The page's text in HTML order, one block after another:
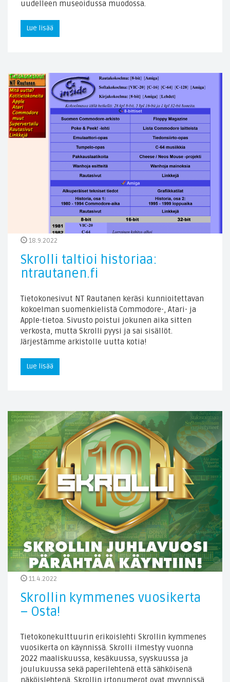
uudelleen museoidussa muodossa.
Lue lisää
18.9.2022
Skrolli taltioi historiaa:
ntrautanen.fi
Tietokonesivut NT Rautanen keräsi kunnioitettavan
kokoelman suomenkielistä Commodore-, Atari- ja
Apple-tietoa. Sivusto poistui jokunen aika sitten
verkosta, mutta Skrolli pyysi ja sai sisällöt.
Järjestämme arkistolle uutta kotia!
Lue lisää
11.4.2022
Skrollin kymmenes vuosikerta
– Osta!
Tietokonekulttuurin erikoislehti Skrollin kymmenes
vuosikerta on käynnissä. Skrolli ilmestyy vuonna
2022 maaliskuussa, kesäkuussa, syyskuussa ja
joulukuussa sekä paperilehtenä että sähköisenä
näköislehtenä. Skrollin irtonumerot ovat myynnissä